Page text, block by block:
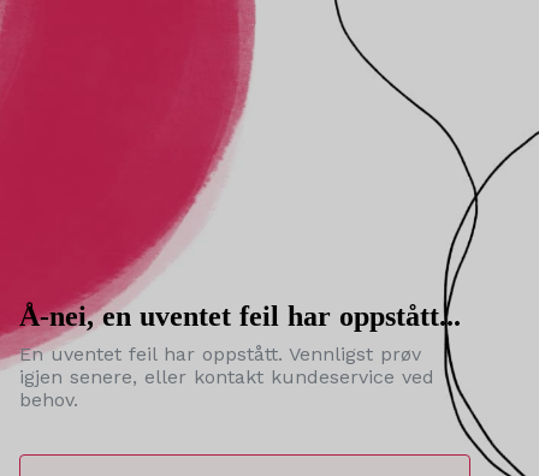
Å-nei, en uventet feil har oppstått...
En uventet feil har oppstått. Vennligst prøv
igjen senere, eller kontakt kundeservice ved
behov.